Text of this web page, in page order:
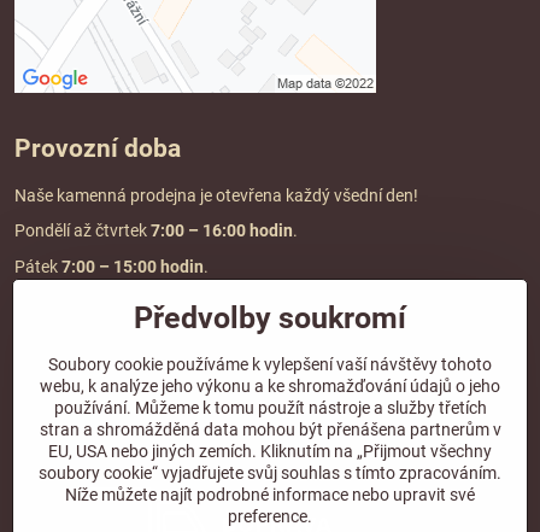
Provozní doba
Naše kamenná prodejna je otevřena každý všední den!
Pondělí až čtvrtek7:00 – 16:00 hodin.
Pátek7:00 – 15:00 hodin.
Doprava a platba
DOPRAVA ZDARMA
při objednávce nad2000 Kč vč. DPH.
*Nevztahuje se na paletovou přepravu.
Předvolby soukromí
Soubory cookie používáme k vylepšení vaší návštěvy tohoto
webu, k analýze jeho výkonu a ke shromažďování údajů o jeho
používání. Můžeme k tomu použít nástroje a služby třetích
stran a shromážděná data mohou být přenášena partnerům v
EU, USA nebo jiných zemích. Kliknutím na „Přijmout všechny
soubory cookie“ vyjadřujete svůj souhlas s tímto zpracováním.
Níže můžete najít podrobné informace nebo upravit své
preference.